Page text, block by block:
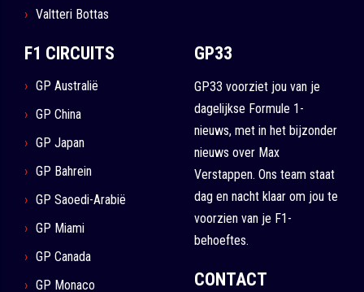
Valtteri Bottas
F1 CIRCUITS
GP Australië
GP China
GP Japan
GP Bahrein
GP Saoedi-Arabië
GP Miami
GP Canada
GP Monaco
GP33
GP33 voorziet jou van je
dagelijkse Formule 1-
nieuws, met in het bijzonder
nieuws over Max
Verstappen. Ons team staat
dag en nacht klaar om jou te
voorzien van je F1-
behoeftes.
CONTACT